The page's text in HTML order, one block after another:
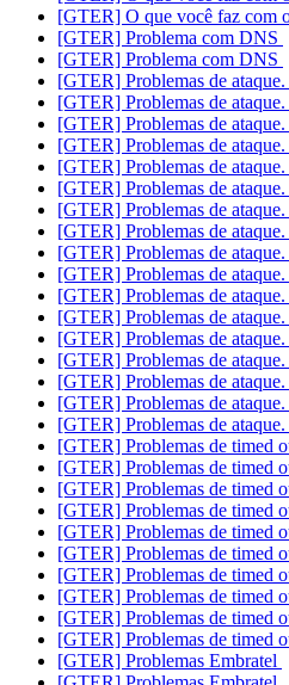
[GTER] O que você faz com
[GTER] Problema com DNS
[GTER] Problema com DNS
[GTER] Problemas de ataque.
[GTER] Problemas de ataque.
[GTER] Problemas de ataque.
[GTER] Problemas de ataque.
[GTER] Problemas de ataque.
[GTER] Problemas de ataque.
[GTER] Problemas de ataque.
[GTER] Problemas de ataque.
[GTER] Problemas de ataque.
[GTER] Problemas de ataque.
[GTER] Problemas de ataque.
[GTER] Problemas de ataque.
[GTER] Problemas de ataque.
[GTER] Problemas de ataque.
[GTER] Problemas de ataque.
[GTER] Problemas de ataque.
[GTER] Problemas de ataque.
[GTER] Problemas de timed
[GTER] Problemas de timed
[GTER] Problemas de timed
[GTER] Problemas de timed
[GTER] Problemas de timed
[GTER] Problemas de timed
[GTER] Problemas de timed
[GTER] Problemas de timed
[GTER] Problemas de timed
[GTER] Problemas de timed
[GTER] Problemas Embratel